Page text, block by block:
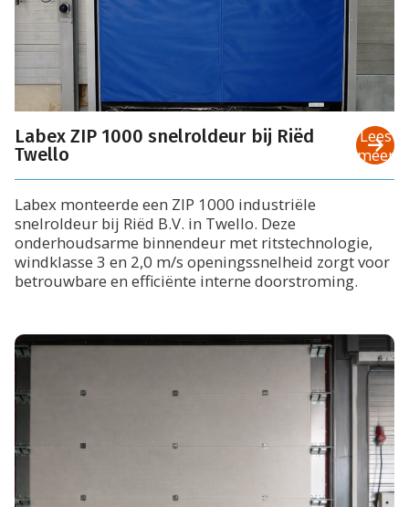
Labex ZIP 1000 snelroldeur bij Riëd
Twello
Labex monteerde een ZIP 1000 industriële
snelroldeur bij Riëd B.V. in Twello. Deze
onderhoudsarme binnendeur met ritstechnologie,
windklasse 3 en 2,0 m/s openingssnelheid zorgt voor
betrouwbare en efficiënte interne doorstroming.
Lees
meer